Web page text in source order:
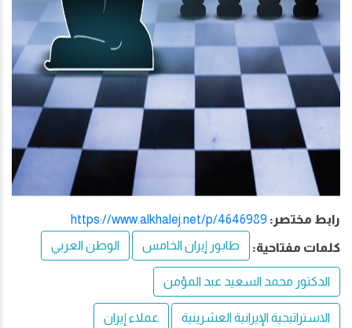
رابط مختصر: https://www.alkhalej.net/p/4646989
كلمات مفتاحية: طابور إيران الخامس الوطن العربي
الدكتور محمد السعيد عبد المؤمن
الاستراتيجية الإيرانية العشرينية عملاء إيران